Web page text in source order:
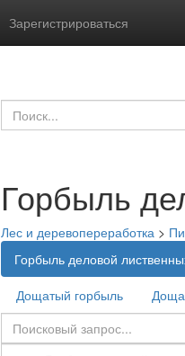
Зарегистрироваться
Горбыль
Лес и деревопереработка >
Горбыль деловой
Дощатый горбыль